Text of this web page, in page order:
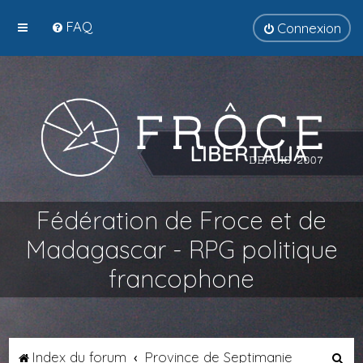
FAQ Connexion
Fédération de Froce et de
Madagascar - RPG politique
francophone
Index du forum Province de Septimanie